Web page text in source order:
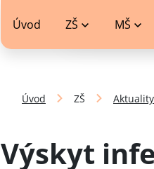
Úvod ZŠ MŠ
Úvod ZŠ Aktuality
Výskyt